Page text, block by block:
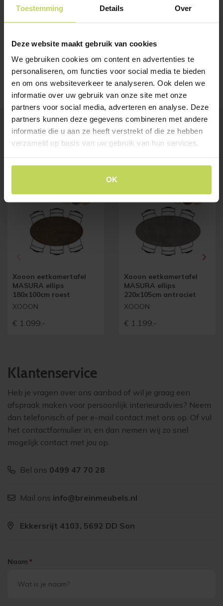
Toestemming Details Over
Deze website maakt gebruik van cookies
We gebruiken cookies om content en advertenties te
personaliseren, om functies voor social media te bieden
en om ons websiteverkeer te analyseren. Ook delen we
informatie over uw gebruik van onze site met onze
partners voor social media, adverteren en analyse. Deze
partners kunnen deze gegevens combineren met andere
informatie die u aan ze heeft verstrekt of die ze hebben
verzameld op basis van uw gebruik van hun services.
OK
BESTSELLERS
Klanten bekeken ook
Xooon eetkamertafel
MASURA ellips
180x100cm roest
XOOON
€ 1.099,-
Xooon eetkamertafel
MASURA ellips
220x105cm antraciet
XOOON
€ 1.199,-
Klantenservice
Heb je vragen over ons aanbod of wil je graag een
afspraak maken voor persoonlijk interieuradvies? Neem
dan telefonisch of per e-mail contact met ons op. Of vul
het contactformulier in, en dan nemen wij zo snel
mogelijk contact met jou op.
Bel ons 0499 47 70 28
Mail ons info@breinmeubels.nl
Ekkersrijt 4103, 5692 DD Son
Naam *